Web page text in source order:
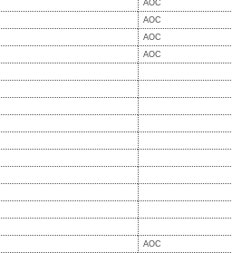
AOC
AOC
AOC
AOC
AOC